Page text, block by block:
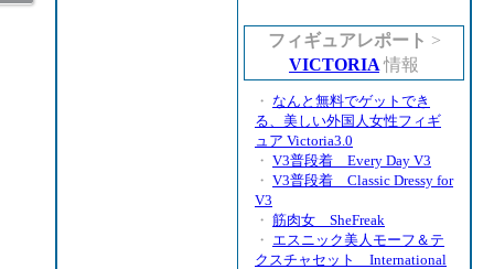
フィギュアレポート >
VICTORIA 情報
・ なんと無料でゲットでき
る、美しい外国人女性フィギ
ュア Victoria3.0
・ V3普段着 Every Day V3
・ V3普段着 Classic Dressy for
V3
・ 筋肉女 SheFreak
・ エスニック美人モーフ＆テ
クスチャセット International